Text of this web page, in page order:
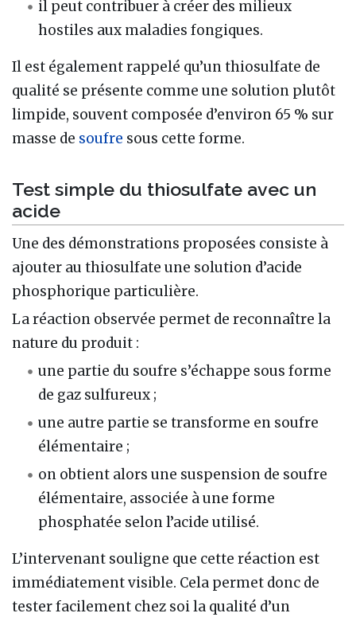
il peut contribuer à créer des milieux
hostiles aux maladies fongiques.
Il est également rappelé qu’un thiosulfate de
qualité se présente comme une solution plutôt
limpide, souvent composée d’environ 65 % sur
masse de soufre sous cette forme.
Test simple du thiosulfate avec un
acide
Une des démonstrations proposées consiste à
ajouter au thiosulfate une solution d’acide
phosphorique particulière.
La réaction observée permet de reconnaître la
nature du produit :
une partie du soufre s’échappe sous forme
de gaz sulfureux ;
une autre partie se transforme en soufre
élémentaire ;
on obtient alors une suspension de soufre
élémentaire, associée à une forme
phosphatée selon l’acide utilisé.
L’intervenant souligne que cette réaction est
immédiatement visible. Cela permet donc de
tester facilement chez soi la qualité d’un